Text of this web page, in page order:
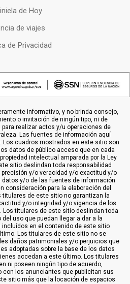
de Hoy
de viajes
de Privacidad
informativo, y no brinda consejo,
o invitación de ningún tipo, ni de
realizar actos y/u operaciones de
Las fuentes de información aquí
Los cuadros mostrados en este sitio son
datos de público acceso que en cada
intelectual amparada por la Ley
sitio deslindan toda responsabilidad
y/o veracidad y/o exactitud y/o
y/o de las fuentes de información
consideración para la elaboración del
de este sitio no garantizan la
y/o integridad y/o vigencia de los
titulares de este sitio deslindan toda
uso que puedan llegar a dar a la
en el contenido de este sitio
Los titulares de este sitio no se
daños patrimoniales y/o perjuicios que
adoptadas sobre la base de los datos
accedan a este último. Los titulares
ni poseen ningún tipo de acuerdo,
con los anunciantes que publicitan sus
sitio más que la locación de espacios